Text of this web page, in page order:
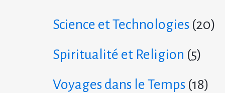
Science et Technologies (20)
Spiritualité et Religion (5)
Voyages dans le Temps (18)